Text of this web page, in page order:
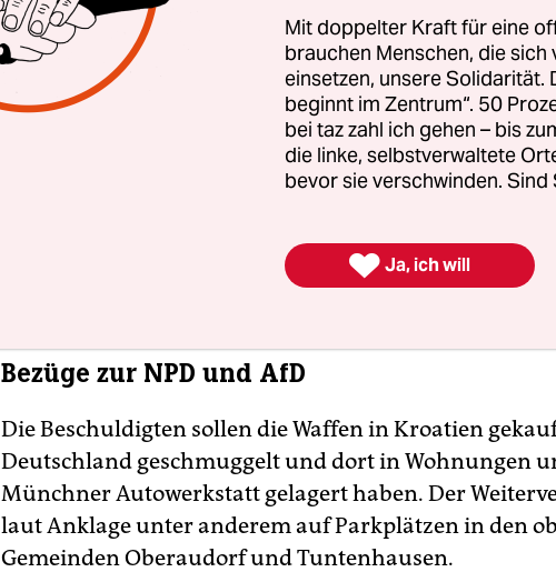
sollen die Männer versucht haben, sich Handgranaten
Die Angeklagten waren der
zumindest von 2015 bis 2018 Anhänger der
waffenaffin.
Im Prozess haben die Angeklagten die Aussage
Verteidiger zum Prozessauftakt am Montag vor dem
Bezüge zur NPD und AfD
Die Beschuldigten sollen die Waffen in Kroatien
Deutschland geschmuggelt und dort in Wohnungen
Münchner Autowerkstatt gelagert haben. Der
laut Anklage unter anderem auf Parkplätzen in den
Gemeinden Oberaudorf und Tuntenhausen.
Mit doppelter Kraft für eine
brauchen Menschen, die
einsetzen, unsere Solidarität.
beginnt im Zentrum“. 50
bei taz zahl ich gehen – bis
die linke, selbstverwaltete
bevor sie verschwinden. Sind
 Ja, ich will